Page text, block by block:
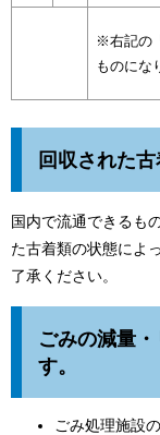
※右記の
ものにな
回収された
国内で流通できるも
た古着類の状態によ
了承ください。
ごみの減量
す。
ごみ処理施設